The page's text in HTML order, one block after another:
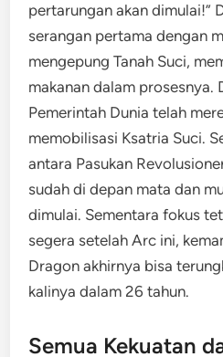
pertarungan akan dimulai!”
serangan pertama dengan
mengepung Tanah Suci,
makanan dalam prosesnya.
Pemerintah Dunia telah
memobilisasi Ksatria Suci.
antara Pasukan
sudah di depan mata dan
dimulai. Sementara fokus
segera setelah Arc ini,
Dragon akhirnya bisa
kalinya dalam 26 tahun.
Semua Kekuatan